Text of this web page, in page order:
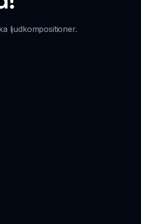
ljudkompositioner.